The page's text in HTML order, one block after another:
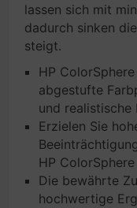
lassen sich mit
dadurch sinken
steigt.
HP
abgestufte
und realistische
Erzielen Sie
HP ColorSphere
Die bewährte
hochwertige